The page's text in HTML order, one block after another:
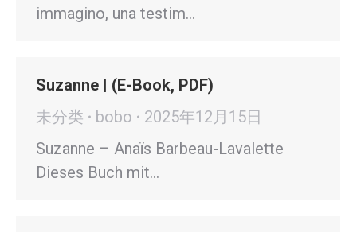
immagino, una testim…
Suzanne | (E-Book, PDF)
未分类
bobo
2025年12月15日
Suzanne – Anaïs Barbeau-Lavalette
Dieses Buch mit…